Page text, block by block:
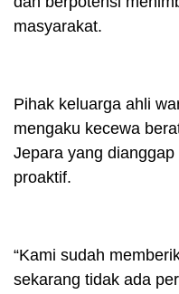
masyarakat.
Pihak keluarga ahli
mengaku kecewa
Jepara yang
proaktif.
“Kami sudah
sekarang tidak ada